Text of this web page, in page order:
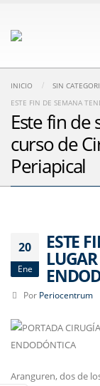
INICIO SIN
ESTE FIN DE SEMANA
Este fin de
curso de
Periapical
20
Ene
ESTE
Por Periocentrum
Aranguren, dos de